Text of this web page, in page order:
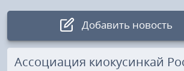
Добавить новость
Авторизация
Ассоциация киокусинкай